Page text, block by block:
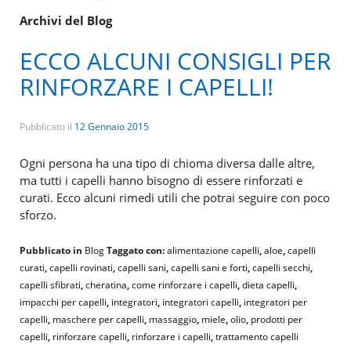
Archivi del Blog
ECCO ALCUNI CONSIGLI PER
RINFORZARE I CAPELLI!
Pubblicato il 12 Gennaio 2015
Ogni persona ha una tipo di chioma diversa dalle altre,
ma tutti i capelli hanno bisogno di essere rinforzati e
curati. Ecco alcuni rimedi utili che potrai seguire con poco
sforzo.
Pubblicato in BlogTaggato con:alimentazione capelli,aloe,capelli
curati,capelli rovinati,capelli sani,capelli sani e forti,capelli secchi,
capelli sfibrati,cheratina,come rinforzare i capelli,dieta capelli,
impacchi per capelli, integratori, integratori capelli, integratori per
capelli, maschere per capelli, massaggio, miele,olio, prodotti per
capelli, rinforzare capelli, rinforzare i capelli,trattamento capelli